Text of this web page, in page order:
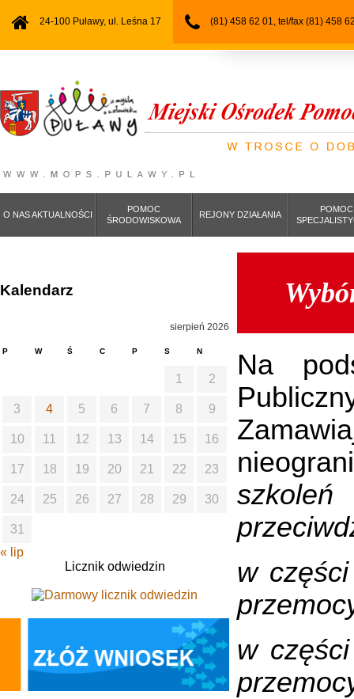
24-100 Puławy, ul. Leśna 17 (81) 458 62 01, tel/fax (81) 458
O NAS AKTUALNOŚCI
POMOC
ŚRODOWISKOWA
REJONY DZIAŁANIA
POMOC
Na
w
w
Kalendarz
sierpień 2026
P W Ś C P S N
1 2
3 4 5 6 7 8 9
10 11 12 13 14 15 16
17 18 19 20 21 22 23
24 25 26 27 28 29 30
31
« lip
Licznik odwiedzin